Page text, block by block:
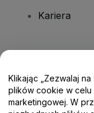
Kariera
Centrum
Klikając „Zezwalaj
plików cookie w celu
marketingowej. W